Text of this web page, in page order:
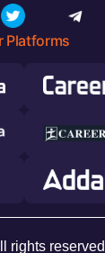
Platforms
rights